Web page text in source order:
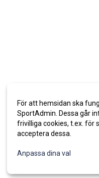
För att hemsidan ska
SportAdmin. Dessa går
frivilliga cookies, t.ex. för
acceptera dessa.
Anpassa dina val